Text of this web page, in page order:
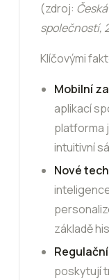
(zdroj:
společností,
Klíčovými
Mobilní
aplikací
platforma
intuitivní
Nové
základě
poskytují